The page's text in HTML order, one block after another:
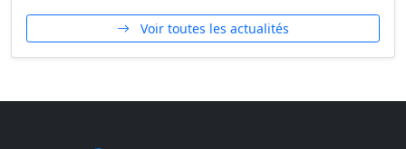
Voir toutes les actualités